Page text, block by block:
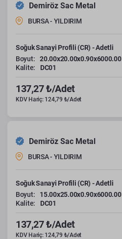
Demiröz Sac Metal
BURSA - YILDIRIM
Soğuk Sanayi Profili (CR) - Adetli
Boyut:
20.00x20.00x0.90x6000.00
Kalite:
DC01
137,27 ₺/Adet
KDV Hariç: 124,79 ₺/Adet
Demiröz Sac Metal
BURSA - YILDIRIM
Soğuk Sanayi Profili (CR) - Adetli
Boyut:
15.00x25.00x0.90x6000.00
Kalite:
DC01
137,27 ₺/Adet
KDV Hariç: 124,79 ₺/Adet